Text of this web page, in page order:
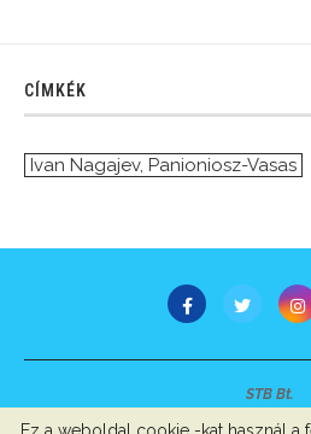
CÍMKÉK
Ivan Nagajev, Panioniosz-Vasas
STB Bt.
Minden jog fenntartva